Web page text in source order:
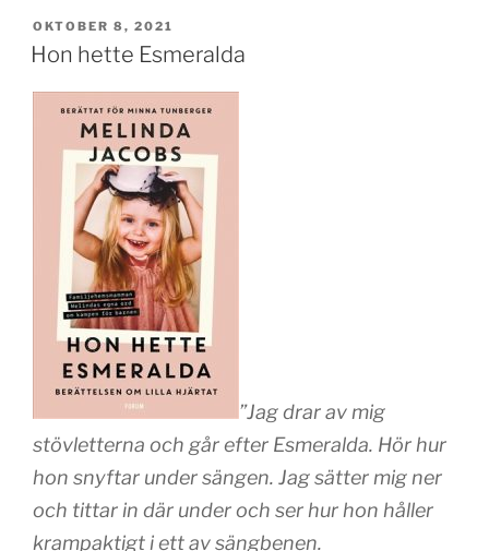
PUBLICERAT
OKTOBER 8, 2021
Hon hette Esmeralda
”Jag drar av mig
stövletterna och går efter Esmeralda. Hör hur
hon snyftar under sängen. Jag sätter mig ner
och tittar in där under och ser hur hon håller
krampaktigt i ett av sängbenen.